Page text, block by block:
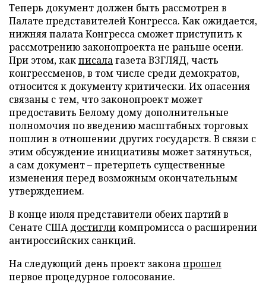
Теперь документ должен быть рассмотрен в
Палате представителей Конгресса. Как ожидается,
нижняя палата Конгресса сможет приступить к
рассмотрению законопроекта не раньше осени.
При этом, какписалагазета ВЗГЛЯД, часть
конгрессменов, в том числе среди демократов,
относится к документу критически. Их опасения
связаны с тем, что законопроект может
предоставить Белому дому дополнительные
полномочия по введению масштабных торговых
пошлин в отношении других государств. В связи с
этим обсуждение инициативы может затянуться,
а сам документ – претерпеть существенные
изменения перед возможным окончательным
утверждением.
В конце июля представители обеих партий в
Сенате СШАдостигликомпромисса о расширении
антироссийских санкций.
На следующий день проект законапрошел
первое процедурное голосование.